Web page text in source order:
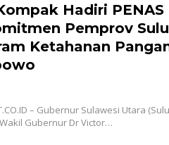
Hadiri PENAS
Pemprov
Ketahanan
– Gubernur Sulawesi Utara
Gubernur Dr Victor…